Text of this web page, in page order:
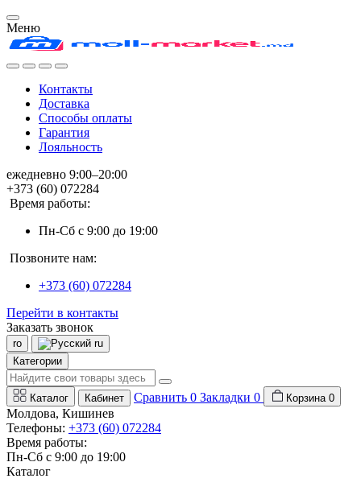
Меню
Контакты
Доставка
Способы оплаты
Гарантия
Лояльность
ежедневно 9:00–20:00
+373 (60) 072284
Время работы:
Пн-Сб с 9:00 до 19:00
Позвоните нам:
+373 (60) 072284
Перейти в контакты
Заказать звонок
ro
ru
Категории
Каталог Кабинет Сравнить 0 Закладки 0 Корзина 0
Молдова, Кишинев
Телефоны: +373 (60) 072284
Время работы:
Пн-Сб с 9:00 до 19:00
Каталог